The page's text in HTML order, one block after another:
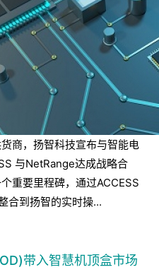
商，扬智科技宣布与智能电
与NetRange达成战略合
重要里程碑，通过ACCESS
合到扬智的实时操...
带入智慧机顶盒市场